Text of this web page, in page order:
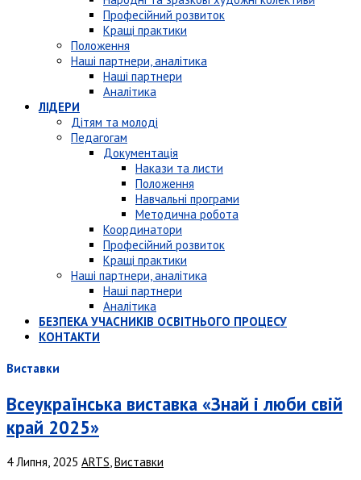
Професійний розвиток
Кращі практики
Положення
Наші партнери, аналітика
Наші партнери
Аналітика
ЛІДЕРИ
Дітям та молоді
Педагогам
Документація
Накази та листи
Положення
Навчальні програми
Методична робота
Координатори
Професійний розвиток
Кращі практики
Наші партнери, аналітика
Наші партнери
Аналітика
БЕЗПЕКА УЧАСНИКІВ ОСВІТНЬОГО ПРОЦЕСУ
КОНТАКТИ
Виставки
Всеукраїнська виставка «Знай і люби свій
край 2025»
4 Липня, 2025 ARTS Виставки